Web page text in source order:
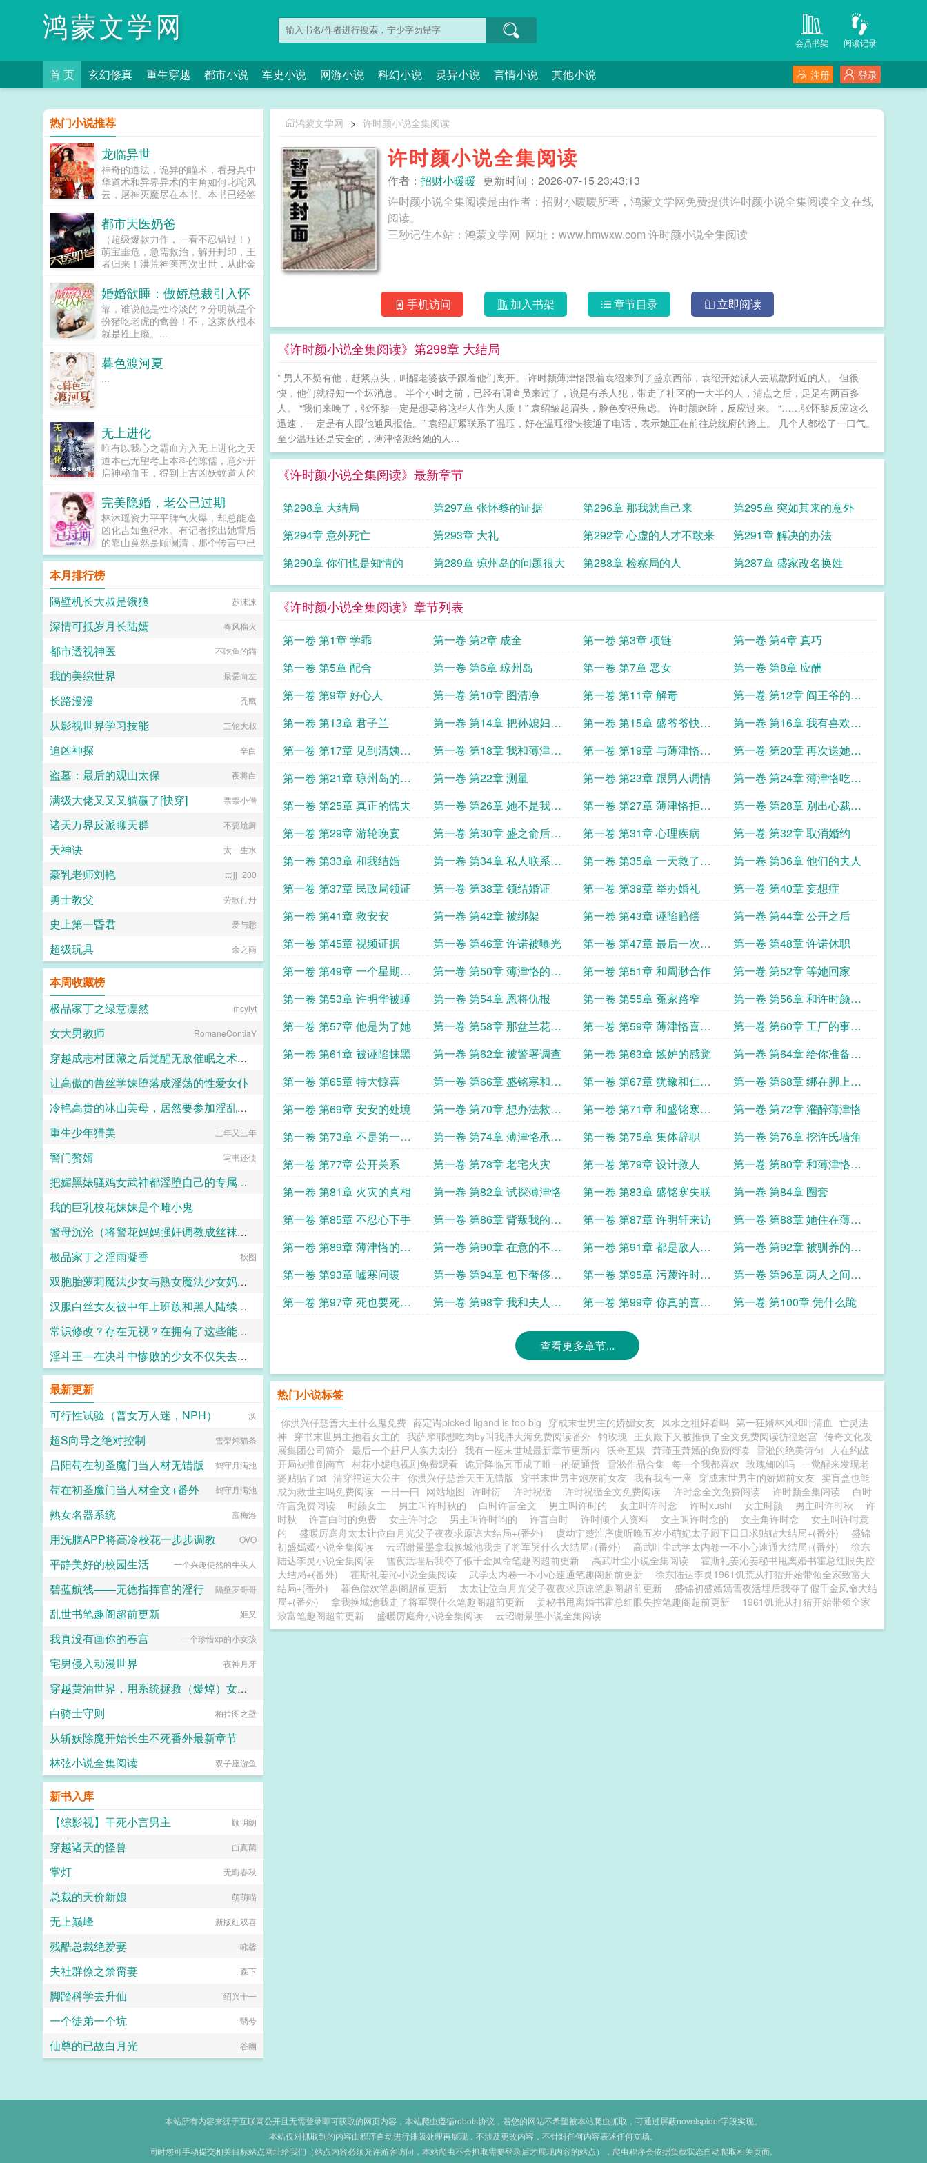
鸿蒙文学网 阅读记录
会员书架
首 页 玄幻修真 重生穿越 都市小说 军史小说 网游小说 科幻小说 灵异小说 言情小说 其他小说 登录
注册
鸿蒙文学网 > 许时颜小说全集阅读
许时颜小说全集阅读
作者： 招财小暖暖 更新时间：2026-07-15 23:43:13
许时颜小说全集阅读是由作者：招财小暖暖所著，鸿蒙文学网免费提供许时颜小说全集阅读全文在线
阅读。
三秒记住本站：鸿蒙文学网 网址：www.hmwxw.com 许时颜小说全集阅读
手机访问 加入书架 章节目录 立即阅读
《许时颜小说全集阅读》第298章 大结局
” 男人不疑有他，赶紧点头，叫醒老婆孩子跟着他们离开。 许时颜薄津恪跟着袁绍来到了盛京西部，袁绍开始派人去疏散附近的人。 但很
快，他们就得知一个坏消息。 半个小时之前，已经有调查员来过了，说是有杀人犯，带走了社区的一大半的人，清点之后，足足有两百多
人。 “我们来晚了，张怀黎一定是想要将这些人作为人质！” 袁绍皱起眉头，脸色变得焦虑。 许时颜眯眸，反应过来。 “……张怀黎反应这么
迅速，一定是有人跟他通风报信。” 袁绍赶紧联系了温珏，好在温珏很快接通了电话，表示她正在前往总统府的路上。 几个人都松了一口气。
至少温珏还是安全的，薄津恪派给她的人...
《许时颜小说全集阅读》最新章节
第298章 大结局 第297章 张怀黎的证据 第296章 那我就自己来
第295章 突如其来的意外
第294章 意外死亡
第293章 大礼 第292章 心虚的人才不敢来
第291章 解决的办法
第290章 你们也是知情的
第289章 琼州岛的问题很大 第288章 检察局的人 第287章 盛家改名换姓
《许时颜小说全集阅读》章节列表
第一卷 第1章 学乖 第一卷 第2章 成全 第一卷 第3章 项链
第一卷 第4章 真巧
第一卷 第5章 配合
第一卷 第6章 琼州岛 第一卷 第7章 恶女
第一卷 第8章 应酬
第一卷 第9章 好心人
第一卷 第10章 图清净 第一卷 第11章 解毒
第一卷 第12章 阎王爷的女
儿
第一卷 第13章 君子兰
第一卷 第14章 把孙媳妇的
位置让给你
第一卷 第15章 盛爷爷快不
行了
第一卷 第16章 我有喜欢的
人了
第一卷 第17章 见到清姨的
孩子
第一卷 第18章 我和薄津恪
私定终身
第一卷 第19章 与薄津恪的
关系
第一卷 第20章 再次送她进
琼州岛
第一卷 第21章 琼州岛的往
事
第一卷 第22章 测量 第一卷 第23章 跟男人调情
第一卷 第24章 薄津恪吃醋
了
第一卷 第25章 真正的懦夫
第一卷 第26章 她不是我女
朋友
第一卷 第27章 薄津恪拒绝
联姻
第一卷 第28章 别出心裁的
设计
第一卷 第29章 游轮晚宴
第一卷 第30章 盛之俞后悔
了
第一卷 第31章 心理疾病
第一卷 第32章 取消婚约
第一卷 第33章 和我结婚
第一卷 第34章 私人联系方
式
第一卷 第35章 一天救了她
两次
第一卷 第36章 他们的夫人
第一卷 第37章 民政局领证
第一卷 第38章 领结婚证 第一卷 第39章 举办婚礼
第一卷 第40章 妄想症
第一卷 第41章 救安安
第一卷 第42章 被绑架 第一卷 第43章 诬陷赔偿
第一卷 第44章 公开之后
第一卷 第45章 视频证据
第一卷 第46章 许诺被曝光
第一卷 第47章 最后一次原
谅
第一卷 第48章 许诺休职
第一卷 第49章 一个星期后
回家
第一卷 第50章 薄津恪的目
的
第一卷 第51章 和周渺合作
第一卷 第52章 等她回家
第一卷 第53章 许明华被睡
第一卷 第54章 恩将仇报 第一卷 第55章 冤家路窄
第一卷 第56章 和许时颜相
亲
第一卷 第57章 他是为了她
第一卷 第58章 那盆兰花像
是他的命
第一卷 第59章 薄津恪喜欢
的女孩儿
第一卷 第60章 工厂的事是
意外
第一卷 第61章 被诬陷抹黑 第一卷 第62章 被警署调查 第一卷 第63章 嫉妒的感觉
第一卷 第64章 给你准备了
一个礼物
第一卷 第65章 特大惊喜
第一卷 第66章 盛铭寒和盛
家的关系
第一卷 第67章 犹豫和仁慈
是毒药
第一卷 第68章 绑在脚上的
炸弹
第一卷 第69章 安安的处境
第一卷 第70章 想办法救安
安
第一卷 第71章 和盛铭寒合
作
第一卷 第72章 灌醉薄津恪
第一卷 第73章 不是第一次
接吻
第一卷 第74章 薄津恪承认
了
第一卷 第75章 集体辞职
第一卷 第76章 挖许氏墙角
第一卷 第77章 公开关系
第一卷 第78章 老宅火灾 第一卷 第79章 设计救人
第一卷 第80章 和薄津恪对
峙
第一卷 第81章 火灾的真相 第一卷 第82章 试探薄津恪 第一卷 第83章 盛铭寒失联
第一卷 第84章 圈套
第一卷 第85章 不忍心下手
第一卷 第86章 背叛我的人
会是什么下场
第一卷 第87章 许明轩来访
第一卷 第88章 她住在薄津
恪家里
第一卷 第89章 薄津恪的坦
白
第一卷 第90章 在意的不是
合作而是她
第一卷 第91章 都是敌人和
叛徒
第一卷 第92章 被驯养的金
丝雀
第一卷 第93章 嘘寒问暖
第一卷 第94章 包下奢侈品
店
第一卷 第95章 污蔑许时颜
偷包包
第一卷 第96章 两人之间的
关系
第一卷 第97章 死也要死在
第一卷 第98章 我和夫人有
第一卷 第99章 你真的喜欢
第一卷 第100章 凭什么跪
查看更多章节...
热门小说标签
你洪兴仔慈善大王什么鬼免费 薛定谔picked ligand is too big 穿成末世男主的娇媚女友 风水之祖好看吗 第一狂婿林风和叶清血 亡灵法
神 穿书末世男主抱着女主的 我萨摩耶想吃肉by叫我胖大海免费阅读番外 钓玫瑰 王女殿下又被推倒了全文免费阅读彷徨迷宫 传奇文化发
展集团公司简介 最后一个赶尸人实力划分 我有一座末世城最新章节更新内 沃奇互娱 萧瑾玉萧嫣的免费阅读 雪淞的绝美诗句
人在约战
开局被推倒南宫 村花小妮电视剧免费观看 诡异降临冥币成了唯一的硬通货 雪淞作品合集 每一个我都喜欢 玫瑰鲫凶吗 一觉醒来发现老
婆贴贴了txt 清穿福运大公主 你洪兴仔慈善天王无错版 穿书末世男主炮灰前女友 我有我有一座 穿成末世男主的娇媚前女友 卖盲盒也能
成为救世主吗免费阅读 一日一曰 网站地图 许时衍 许时祝循 许时祝循全文免费阅读 许时念全文免费阅读 许时颜全集阅读
白时
许言免费阅读
时颜女主 男主叫许时秋的 白时许言全文 男主叫许时的 女主叫许时念 许时xushi 女主时颜 男主叫许时秋
许
时秋
许言白时的免费 女主许时念 男主叫许时昀的 许言白时 许时倾个人资料 女主叫许时念的 女主角许时念
女主叫许时意
的
盛暖厉庭舟太太让位白月光父子夜夜求原谅大结局+(番外) 虞幼宁楚淮序虞听晚五岁小萌妃太子殿下日日求贴贴大结局+(番外)
盛锦
初盛嫣嫣小说全集阅读
云昭谢景墨拿我换城池我走了将军哭什么大结局+(番外) 高武叶尘武学太内卷一不小心速通大结局+(番外)
徐东
陆达李灵小说全集阅读
雪夜活埋后我夺了假千金凤命笔趣阁超前更新 高武叶尘小说全集阅读
霍斯礼姜沁姜秘书甩离婚书霍总红眼失控
大结局+(番外)
霍斯礼姜沁小说全集阅读 武学太内卷一不小心速通笔趣阁超前更新
徐东陆达李灵1961饥荒从打猎开始带领全家致富大
结局+(番外)
暮色偿欢笔趣阁超前更新 太太让位白月光父子夜夜求原谅笔趣阁超前更新
盛锦初盛嫣嫣雪夜活埋后我夺了假千金凤命大结
局+(番外)
拿我换城池我走了将军哭什么笔趣阁超前更新 姜秘书甩离婚书霍总红眼失控笔趣阁超前更新
1961饥荒从打猎开始带领全家
致富笔趣阁超前更新
盛暖厉庭舟小说全集阅读 云昭谢景墨小说全集阅读
热门小说推荐
龙临异世
神奇的道法，诡异的瞳术，看身具中
华道术和异界异术的主角如何叱咤风
云，屠神灭魔尽在本书。本书已经签
读！（推荐两位好友的强书，网游之
红眼剑魔网游之热血狂战）书友qq
群42947297他拥有这个大陆最神秘
的眼瞳轮回眼他拥有这个大陆最神秘
的身份影月一族的唯一继承人他拥有
若干年后一个传说兴起那是关于一个
人的传说他建立了领导整个人类的第
一个政党！他建立了辉煌的帝国他建
立了神秘的庙会...
都市天医奶爸
（超级爆款力作，一看不忍错过！）
萌宝垂危，急需救治，解开封印，王
者归来！洪荒神医再次出世，从此金
还有萌宝她那冷艳总裁妈，也收
了！！...
婚婚欲睡：傲娇总裁引入怀
靠，谁说他是性冷淡的？分明就是个
扮猪吃老虎的禽兽！不，这家伙根本
就是性上瘾。...
暮色渡河夏
...
无上进化
唯有以我心之霸血方入无上进化之天
道本已无望考上本科的陈儒，意外开
启神秘血玉，得到上古凶妖蚊道人的
的道路。从此，我心唯扬，神魔辟
易！逆天新书狂神进化开张，恳求大
家的会员点击推荐票收藏支持。感谢
易风逆天兄弟提供一群
（70157135）已满感谢夜烟头兄弟
提供二群108085340已满感谢夜冥
真人提供三群244699825有空...
完美隐婚，老公已过期
林沐瑶资力平平脾气火爆，却总能逢
凶化吉如鱼得水。有记者挖出她背后
的靠山竟然是顾澜清，那个传言中已
婚却从不带妻子露面的男人。记者请
问林小姐，您和顾爷是什么关系？林
沐瑶笑隐婚隐成过期的老公，我正在
申请退货。晚上顾澜清把她堵在卧室
听说你想退货？林沐瑶嘤嘤嘤过期不
本月排行榜
隔壁机长大叔是饿狼
苏沫沫
深情可抵岁月长陆嫣 春风榴火
都市透视神医 不吃鱼的猫
我的美综世界 最爱向左
长路漫漫 禿鹰
从影视世界学习技能 三轮大叔
追凶神探 辛白
盗墓：最后的观山太保 夜将白
满级大佬又又又躺赢了[快穿] 票票小僧
诸天万界反派聊天群 不要尬舞
天神诀 太一生水
豪乳老师刘艳 tttjjj_200
勇士教父 劳歌行舟
史上第一昏君 爱与愁
超级玩具 余之雨
本周收藏榜
极品家丁之绿意凛然
mcylyt
女大男教师 RomaneContiaY
穿越成志村团藏之后觉醒无敌催眠之术，先将五代目火影纲手洗脑改造成乳牛母畜随后征服
艾瑞达
让高傲的蕾丝学妹堕落成淫荡的性爱女仆
安迪斯是是
冷艳高贵的冰山美母，居然要参加淫乱家长会
小鹿斑比
重生少年猎美 三年又三年
警门赘婿 写书还债
把媚黑婊骚鸡女武神都淫堕自己的专属肉便器
我的巨乳校花妹妹是个雌小鬼
橘子不爱吃的是みかん
警母沉沦（将警花妈妈强奸调教成丝袜孕奴））
佚名
极品家丁之淫雨凝香 秋图
双胞胎萝莉魔法少女与熟女魔法少女妈妈的母女井
少水多文酱
汉服白丝女友被中年上班族和黑人陆续强奸
常识修改？存在无视？在拥有了这些能力以后，自然是要好好玩弄崩铁和绝区零的漂亮女角色
绝情小猫咪
淫斗王—在决斗中惨败的少女不仅失去心爱的卡片精灵连自己都被捕做性奴的黑暗决斗
最新更新
可行性试验（普女万人迷，NPH）
涣
超S向导之绝对控制 雪梨炖猫条
吕阳苟在初圣魔门当人材无错版 鹤守月满池
苟在初圣魔门当人材全文+番外 鹤守月满池
熟女名器系统 富梅洛
用洗脑APP将高冷校花一步步调教 OVO
平静美好的校园生活 一个兴趣使然的牛头人
碧蓝航线——无德指挥官的淫行 隔壁罗哥哥
乱世书笔趣阁超前更新 姬叉
我真没有画你的春宫 一个珍惜xp的小女孩
宅男侵入动漫世界 夜神月牙
穿越黄油世界，用系统拯救（爆焯）女主角们！
教皇教皇皇
白骑士守则 柏拉图之壁
从斩妖除魔开始长生不死番外最新章节
陆月十九
林弦小说全集阅读 双子座游鱼
新书入库
【综影视】干死小言男主
顾明朗
穿越诸天的怪兽 白真菌
掌灯 无晦春秋
总裁的天价新娘 萌萌喵
无上巅峰 新版红双喜
残酷总裁绝爱妻 咏馨
夫社群僚之禁脔妻 森下
脚踏科学去升仙 绍兴十一
一个徒弟一个坑 翳兮
仙尊的已故白月光 谷幽
本站所有内容来源于互联网公开且无需登录即可获取的网页内容，本站爬虫遵循robots协议，若您的网站不希望被本站爬虫抓取，可通过屏蔽novelspider字段实现。
本站仅对抓取到的内容由程序自动进行排版处理再展现，不涉及更改内容，不针对任何内容表述任何立场。
同时您可手动提交相关目标站点网址给我们（站点内容必须允许游客访问，本站爬虫不会抓取需要登录后才展现内容的站点），爬虫程序会依据负载状态自动爬取相关页面。